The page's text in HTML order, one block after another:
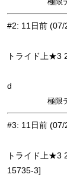
#2: 11日前 (07/
トライド上★3
d
極限
#3: 11日前 (07/
トライド上★3
15735-3]